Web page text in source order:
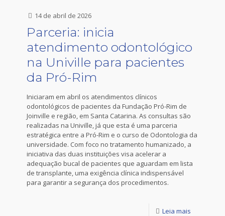
14 de abril de 2026
Parceria: inicia
atendimento odontológico
na Univille para pacientes
da Pró-Rim
Iniciaram em abril os atendimentos clínicos
odontológicos de pacientes da Fundação Pró-Rim de
Joinville e região, em Santa Catarina. As consultas são
realizadas na Univille, já que esta é uma parceria
estratégica entre a Pró-Rim e o curso de Odontologia da
universidade. Com foco no tratamento humanizado, a
iniciativa das duas instituições visa acelerar a
adequação bucal de pacientes que aguardam em lista
de transplante, uma exigência clínica indispensável
para garantir a segurança dos procedimentos.
Leia mais